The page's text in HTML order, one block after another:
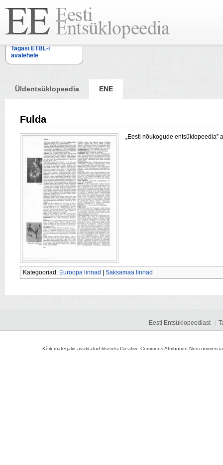
Tagasi ETBL-i
avalehele
Üldentsüklopeedia ENE
Fulda
„Eesti nõukogude entsüklopeedia”
Kategooriad: Euroopa linnad Saksamaa linnad
Eesti Entsüklopeediast
Kõik materjalid avaldatud litsentsi Creative Commons Attribution-